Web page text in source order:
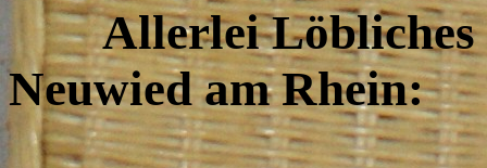
Allerlei Löbliches
Neuwied am Rhein: